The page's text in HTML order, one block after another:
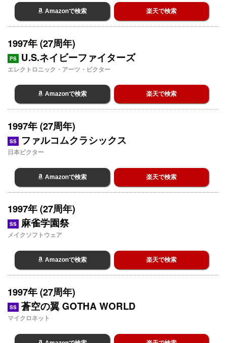
Amazonで検索 楽天で検索
1997年 (27周年)
PS U.S.ネイビーファイターズ
エレクトロニック・アーツ・ビクター
Amazonで検索 楽天で検索
1997年 (27周年)
SS ファルコムクラシックス
日本ビクター
Amazonで検索 楽天で検索
1997年 (27周年)
SS 麻雀学園祭
メイクソフトウェア
Amazonで検索 楽天で検索
1997年 (27周年)
SS 蒼空の翼 GOTHA WORLD
マイクロネット